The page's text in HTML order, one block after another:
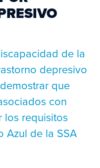
de la
depresivo
que
con
los requisitos
Azul de la SSA